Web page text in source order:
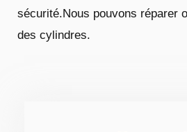
sécurité.Nous pouvons réparer
des cylindres.